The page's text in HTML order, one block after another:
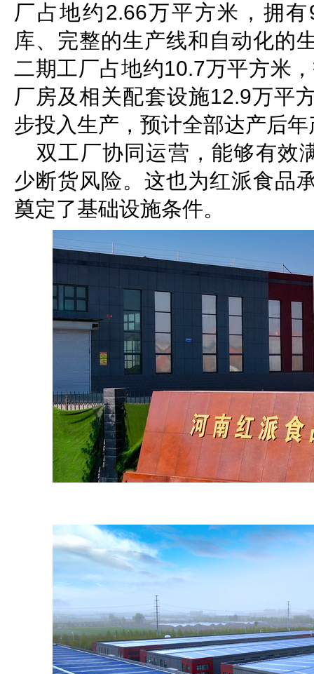
厂占地约2.66万平方米，拥
库、完整的生产线和自动化的
二期工厂占地约10.7万平方米
厂房及相关配套设施12.9万平
步投入生产，预计全部达产后
双工厂协同运营，能够有效
少断货风险。这也为红派食品
奠定了基础设施条件。